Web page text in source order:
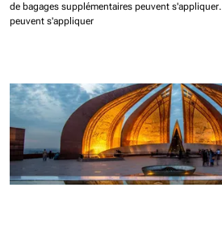
de bagages supplémentaires peuvent s'appliquer.
peuvent s'appliquer